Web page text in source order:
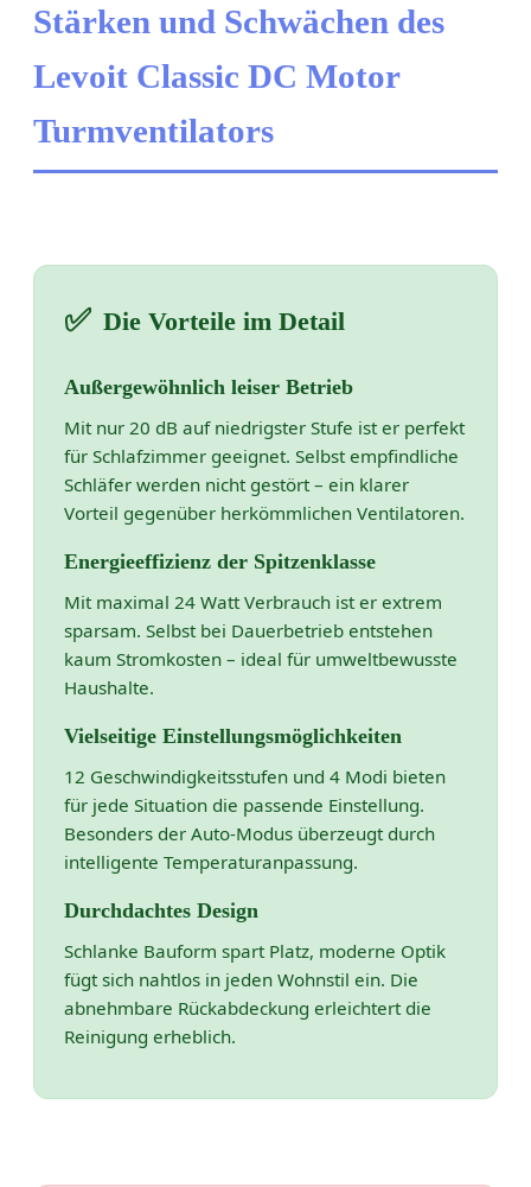
Stärken und Schwächen des
Levoit Classic DC Motor
Turmventilators
✅ Die Vorteile im Detail
Außergewöhnlich leiser Betrieb
Mit nur 20 dB auf niedrigster Stufe ist er perfekt
für Schlafzimmer geeignet. Selbst empfindliche
Schläfer werden nicht gestört – ein klarer
Vorteil gegenüber herkömmlichen Ventilatoren.
Energieeffizienz der Spitzenklasse
Mit maximal 24 Watt Verbrauch ist er extrem
sparsam. Selbst bei Dauerbetrieb entstehen
kaum Stromkosten – ideal für umweltbewusste
Haushalte.
Vielseitige Einstellungsmöglichkeiten
12 Geschwindigkeitsstufen und 4 Modi bieten
für jede Situation die passende Einstellung.
Besonders der Auto-Modus überzeugt durch
intelligente Temperaturanpassung.
Durchdachtes Design
Schlanke Bauform spart Platz, moderne Optik
fügt sich nahtlos in jeden Wohnstil ein. Die
abnehmbare Rückabdeckung erleichtert die
Reinigung erheblich.